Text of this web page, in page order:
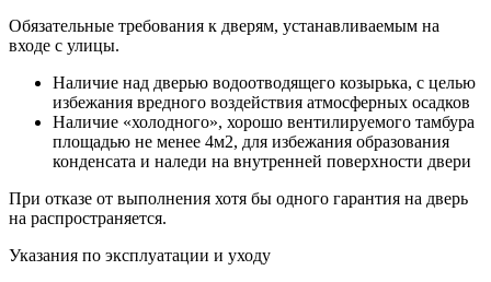
Обязательные требования к дверям, устанавливаемым на
входе с улицы.
Наличие над дверью водоотводящего козырька, с целью
избежания вредного воздействия атмосферных осадков
Наличие «холодного», хорошо вентилируемого тамбура
площадью не менее 4м2, для избежания образования
конденсата и наледи на внутренней поверхности двери
При отказе от выполнения хотя бы одного гарантия на дверь
на распространяется.
Указания по эксплуатации и уходу